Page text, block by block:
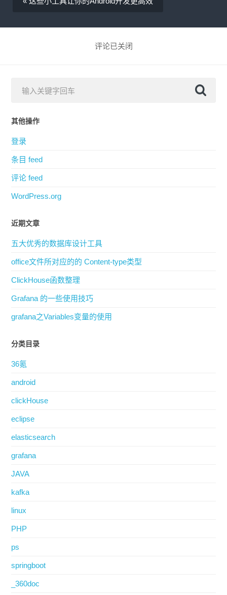
评论已关闭
其他操作
登录
条目 feed
评论 feed
WordPress.org
近期文章
五大优秀的数据库设计工具
office文件所对应的的 Content-type类型
ClickHouse函数整理
Grafana 的一些使用技巧
grafana之Variables变量的使用
分类目录
36氪
android
clickHouse
eclipse
elasticsearch
grafana
JAVA
kafka
linux
PHP
ps
springboot
_360doc